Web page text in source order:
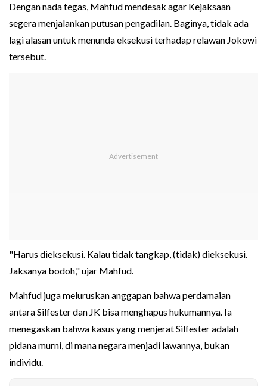
Dengan nada tegas, Mahfud mendesak agar Kejaksaan
segera menjalankan putusan pengadilan. Baginya, tidak ada
lagi alasan untuk menunda eksekusi terhadap relawan Jokowi
tersebut.
"Harus dieksekusi. Kalau tidak tangkap, (tidak) dieksekusi.
Jaksanya bodoh," ujar Mahfud.
Mahfud juga meluruskan anggapan bahwa perdamaian
antara Silfester dan JK bisa menghapus hukumannya. Ia
menegaskan bahwa kasus yang menjerat Silfester adalah
pidana murni, di mana negara menjadi lawannya, bukan
individu.